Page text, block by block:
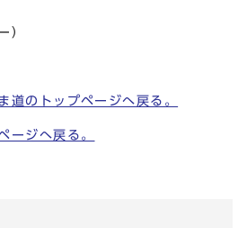
）
のトップページへ戻る。
ージへ戻る。